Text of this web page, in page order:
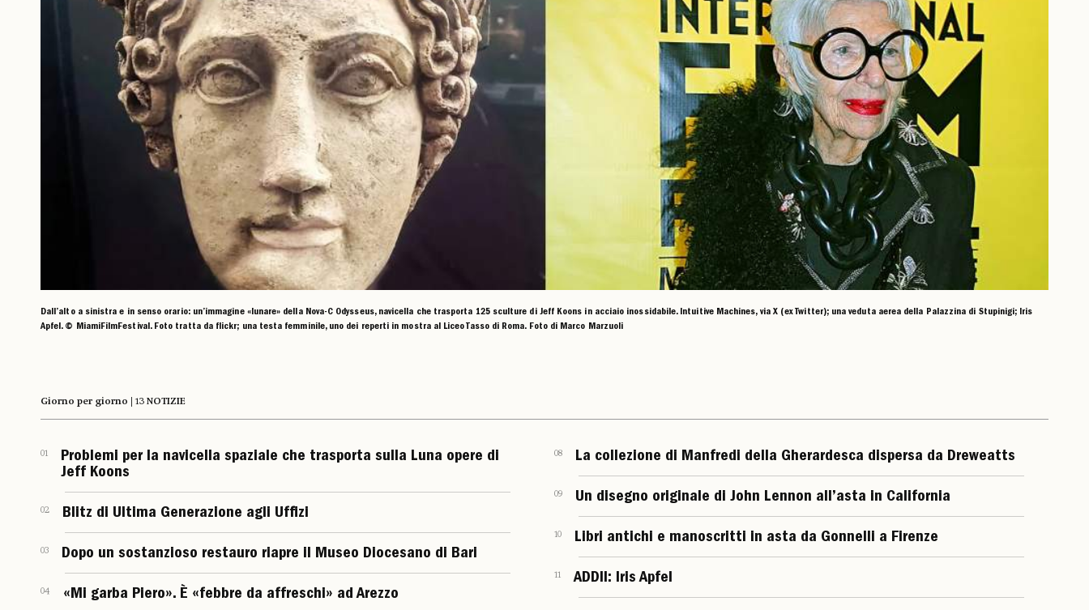
Dall’alto a sinistra e in senso orario: un’immagine «lunare» della Nova-C Odysseus, navicella che trasporta 125 sculture di Jeff Koons in acciaio inossidabile. Intuitive Machines, via X (ex Twitter); una veduta aerea della Palazzina di Stupinigi; Iris
Apfel. © MiamiFilmFestival. Foto tratta da flickr; una testa femminile, uno dei reperti in mostra al Liceo Tasso di Roma. Foto di Marco Marzuoli
Giorno per giorno | 13 NOTIZIE
01
Problemi per la navicella spaziale che trasporta sulla Luna opere di
Jeff Koons
02 Blitz di Ultima Generazione agli Uffizi
03 Dopo un sostanzioso restauro riapre il Museo Diocesano di Bari
04 «Mi garba Piero». È «febbre da affreschi» ad Arezzo
08 La collezione di Manfredi della Gherardesca dispersa da Dreweatts
09 Un disegno originale di John Lennon all’asta in California
10 Libri antichi e manoscritti in asta da Gonnelli a Firenze
11 ADDII: Iris Apfel